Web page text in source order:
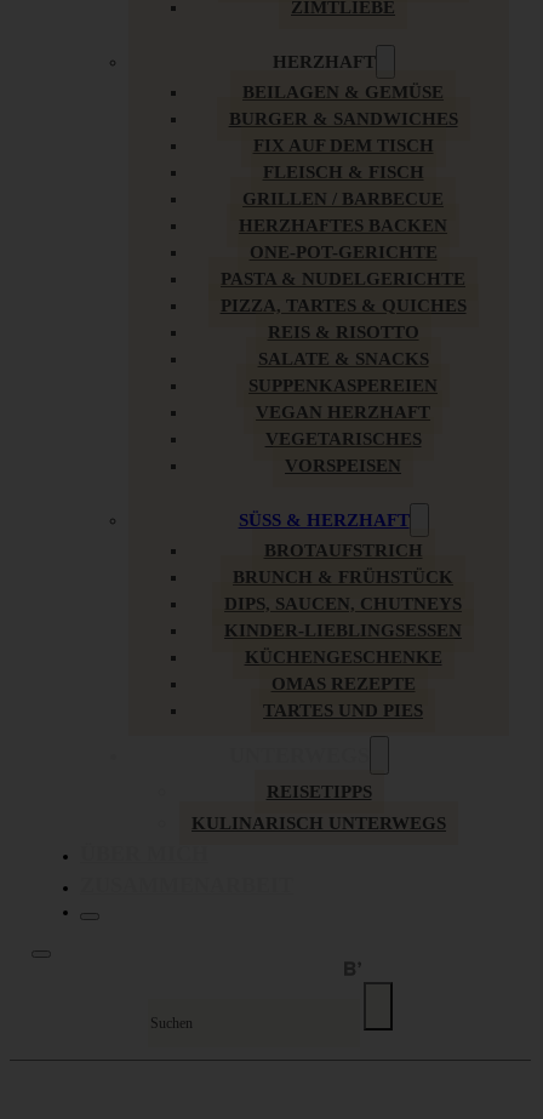
ZIMTLIEBE
HERZHAFT
BEILAGEN & GEMÜSE
BURGER & SANDWICHES
FIX AUF DEM TISCH
FLEISCH & FISCH
GRILLEN / BARBECUE
HERZHAFTES BACKEN
ONE-POT-GERICHTE
PASTA & NUDELGERICHTE
PIZZA, TARTES & QUICHES
REIS & RISOTTO
SALATE & SNACKS
SUPPENKASPEREIEN
VEGAN HERZHAFT
VEGETARISCHES
VORSPEISEN
SÜSS & HERZHAFT
BROTAUFSTRICH
BRUNCH & FRÜHSTÜCK
DIPS, SAUCEN, CHUTNEYS
KINDER-LIEBLINGSESSEN
KÜCHENGESCHENKE
OMAS REZEPTE
TARTES UND PIES
REISETIPPS
KULINARISCH UNTERWEGS